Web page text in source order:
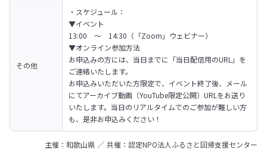
その他
・スケジュール：
▼イベント
13:00　～　14:30（「Zoom」ウェビナー）
▼オンライン参加方法
お申込みの方には、当日までに「当日配信用のURL」を
ご連絡いたします。
お申込みいただいた方限定で、イベント終了後、メール
にてアーカイブ動画（YouTube限定公開）URLをお送り
いたします。当日のリアルタイムでのご参加が難しい方
も、是非お申込みください！
主催：和歌山県 ／ 共催：認定NPO法人ふるさと回帰支援センター